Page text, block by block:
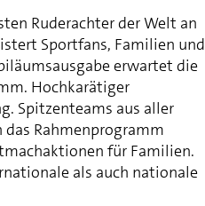
Ruderachter der Welt an
Sportfans, Familien und
erwartet die
Hochkarätiger
Spitzenteams aus aller
das Rahmenprogramm
für Familien.
als auch nationale